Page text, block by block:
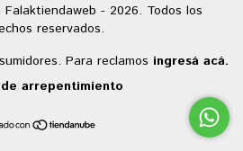
- 2026. Todos los
reservados.
Para reclamos ingresá acá.
arrepentimiento